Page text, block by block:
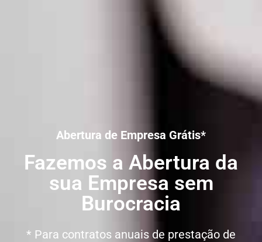
Abertura de Empresa Grátis*
Fazemos a Abertura da
sua Empresa sem
Burocracia
* Para contratos anuais de prestação de